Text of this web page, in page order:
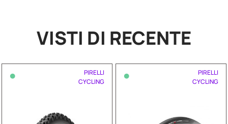
VISTI DI RECENTE
•
PIRELLI
CYCLING
•
PIRELLI
CYCLING